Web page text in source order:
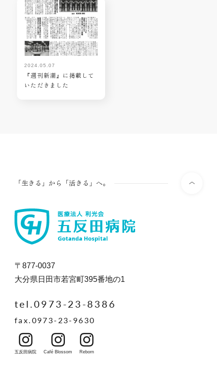
2024.05.07
『週刊新潮』に掲載して
いただきました
「生きる」から「活きる」へ。
〒877-0037
大分県日田市若宮町395番地の1
tel.0973-23-8386
fax.0973-23-9630
五反田病院 Café Blossom Reborn